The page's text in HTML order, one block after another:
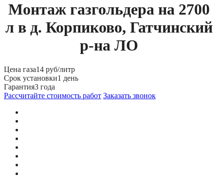
Монтаж газгольдера на 2700
л в д. Корпиково, Гатчинский
р-на ЛО
Цена газа14 руб/литр
Срок установки1 день
Гарантия3 года
Рассчитайте стоимость работ Заказать звонок